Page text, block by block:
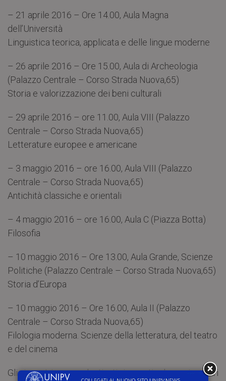
– 21 aprile 2016 – Ore 14.00, Aula Magna
dell’Università
Linguistica teorica, applicata e delle lingue moderne
– 26 aprile 2016 – Ore 15.00, Aula di Archeologia
(Palazzo Centrale – Corso Strada Nuova,65)
Storia e valorizzazione dei beni culturali
– 29 aprile 2016 – ore 11.00, Aula VIII (Palazzo
Centrale – Corso Strada Nuova,65)
Letterature europee e americane
– 3 maggio 2016 – ore 16.00, Aula VIII (Palazzo
Centrale – Corso Strada Nuova,65)
Antichità classiche e orientali
– 4 maggio 2016 – ore 16.00, Aula C (Piazza Botta)
Filosofia
– 10 maggio 2016 – Ore 13.00, Aula Grande, Scienze
Politiche (Palazzo Centrale – Corso Strada Nuova,65)
Storia d’Europa
– 10 maggio 2016 – Ore 16.00, Aula II (Palazzo
Centrale – Corso Strada Nuova,65)
Filologia moderna. Scienze della letteratura, del teatro
e del cinema
Gli incontri sono destinati in particolare ai nostri